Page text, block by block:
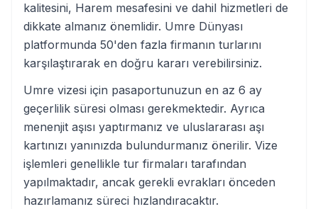
kalitesini, Harem mesafesini ve dahil hizmetleri de
dikkate almanız önemlidir. Umre Dünyası
platformunda 50'den fazla firmanın turlarını
karşılaştırarak en doğru kararı verebilirsiniz.
Umre vizesi için pasaportunuzun en az 6 ay
geçerlilik süresi olması gerekmektedir. Ayrıca
menenjit aşısı yaptırmanız ve uluslararası aşı
kartınızı yanınızda bulundurmanız önerilir. Vize
işlemleri genellikle tur firmaları tarafından
yapılmaktadır, ancak gerekli evrakları önceden
hazırlamanız süreci hızlandıracaktır.